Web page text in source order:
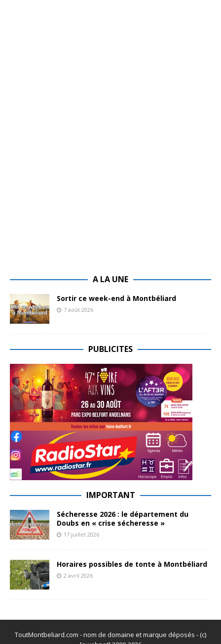
A LA UNE
Sortir ce week-end à Montbéliard
7 août 2026
PUBLICITES
IMPORTANT
Sécheresse 2026 : le département du
Doubs en « crise sécheresse »
17 juillet 2026
Horaires possibles de tonte à Montbéliard
2 avril 2026
ToutMontbeliard.com - nom de domaine et marque déposés - (c)